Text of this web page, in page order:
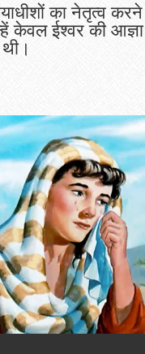
का नेतृत्व
केवल ईश्वर की